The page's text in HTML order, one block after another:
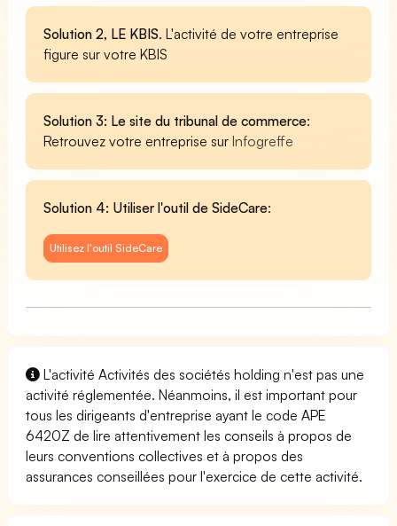
Solution 2, LE KBIS. L'activité de votre entreprise
figure sur votre KBIS
Solution 3: Le site du tribunal de commerce:
Retrouvez votre entreprise surInfogreffe
Solution 4: Utiliser l'outil de SideCare:
Utilisez l'outil SideCare
L'activité Activités des sociétés holding n'est pas une
activité réglementée. Néanmoins, il est important pour
tous les dirigeants d'entreprise ayant le code APE
6420Z de lire attentivement les conseils à propos de
leurs conventions collectives et à propos des
assurances conseillées pour l'exercice de cette activité.